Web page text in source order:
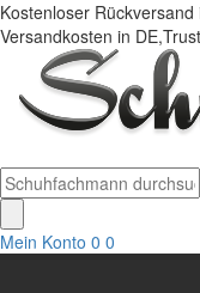
Kostenloser
Versandkosten in
Mein Konto 0 0